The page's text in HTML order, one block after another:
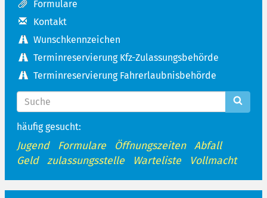
Formulare
Kontakt
Wunschkennzeichen
Terminreservierung Kfz-Zulassungsbehörde
Terminreservierung Fahrerlaubnisbehörde
häufig gesucht:
Jugend Formulare Öffnungszeiten
Abfall
Geld
zulassungsstelle Warteliste Vollmacht